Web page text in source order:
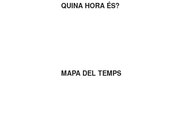
QUINA HORA ÉS?
MAPA DEL TEMPS